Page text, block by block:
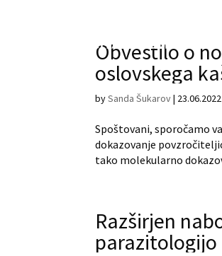
Obvestilo o
oslovskega
bySanda Šukarov| 23.06.2022
Spoštovani, sporočamo
dokazovanje
tako molekularno
Razširjen
parazitologijo